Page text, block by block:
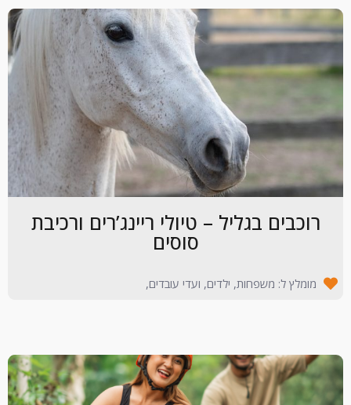
רוכבים בגליל – טיולי ריינג’רים ורכיבת
סוסים
מומלץ ל: משפחות, ילדים, ועדי עובדים,
עמוד עמוד